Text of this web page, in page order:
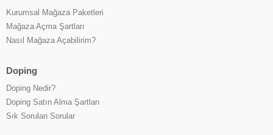
Kurumsal Mağaza Paketleri
Mağaza Açma Şartları
Nasıl Mağaza Açabilirim?
Doping
Doping Nedir?
Doping Satın Alma Şartları
Sık Sorulan Sorular